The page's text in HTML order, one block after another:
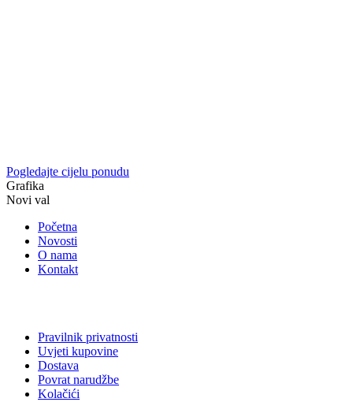
Pogledajte cijelu ponudu
Grafika
Novi val
Početna
Novosti
O nama
Kontakt
Pravilnik privatnosti
Uvjeti kupovine
Dostava
Povrat narudžbe
Kolačići